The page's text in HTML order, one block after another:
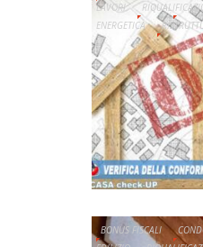
LAVORI
ENERGETICA
BONUS FISCALI